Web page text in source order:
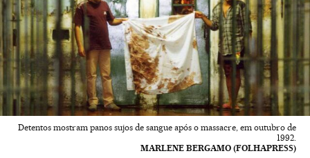
Detentos mostram panos sujos de sangue após o massacre, em outubro de
1992.
MARLENE BERGAMO (FOLHAPRESS)